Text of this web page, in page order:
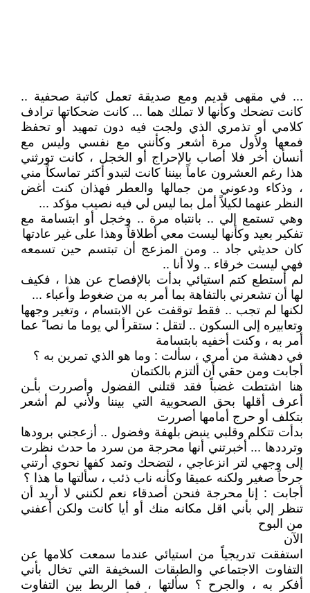
... في مقهى قديم ومع صديقة تعمل كاتبة صحفية ..
كانت تضحك وكأنها لا تملك هما ... كانت ضحكاتها ترادف
كلامي أو تذمري الذي ولجت فيه دون تمهيد أو تحفظ
فمعها ولأول مرة أشعر وكأنني مع نفسي وليس مع
أنسأن أخر فلا أصاب بالإحراج أو الخجل ، كانت تورثني
هذا رغم العشرون عاماً بيننا كانت لتبدو أكثر تماسكاً مني
، وذكاء ودعوني من جمالها والعطر فهذان كنت أغض
النظر عنهما لكيلاً أمل بما ليس لي فيه نصيب مؤكد ...
وهي تستمع إلي .. بانتباه مرة .. وخجل أو ابتسامة مع
تفكير بعيد وكأنها ليست معي أطلاقاً وهذا على غير عادتها
كان حديثي جاد .. ومن المزعج أن تبتسم حين تسمعه
فهي ليست خرقاء .. ولا أنا ..
لم أستطع كتم استيائي بدأت بالإفصاح عن هذا ، فكيف
لها أن تشعرني بالتفاهة بما أمر به من ضغوط وأعباء ...
لكنها لم تجب .. فقط توقفت عن الابتسام ، وتغير وجهها
وتعابيره إلى السكون .. لتقل : ستقرأ لي يوما ما نصا ً عما
أمر به ، وكنت أخفيه بابتسامة
في دهشة من أمري ، سألت : وما هو الذي تمرين به ؟
أجابت ومن حقي أن ألتزم بالكتمان
هنا اشتطت غضباً فقد قتلني الفضول وأصررت بأـن
أعرف أقلها بحق الصحوبية التي بيننا ولأني لم أشعر
بتكلف أو حرج أمامها أصررت
بدأت تتكلم وقلبي ينبض بلهفة وفضول .. أزعجني برودها
وترددها ... أخبرتني أنها محرجة من سرد ما حدث نظرت
إلى وجهي لتر انزعاجي ، لتضحك وتمد كفها نحوي أرتني
جرحاً صغير ولكنه عميقا وكأنه ناب ذئب ، سألتها ما هذا ؟
أجابت : إنا محرجة فنحن أصدقاء نعم لكنني لا أريد أن
تنظر إلي بأني اقل مكانه منك أو أيا كانت ولكن أعفني
من البوح
الآن
استفقت تدريجياً من استيائي عندما سمعت كلامها عن
التفاوت الاجتماعي والطبقات السخيفة التي تخال بأني
أفكر به ، والجرح ؟ سألتها ، فما الربط بين التفاوت